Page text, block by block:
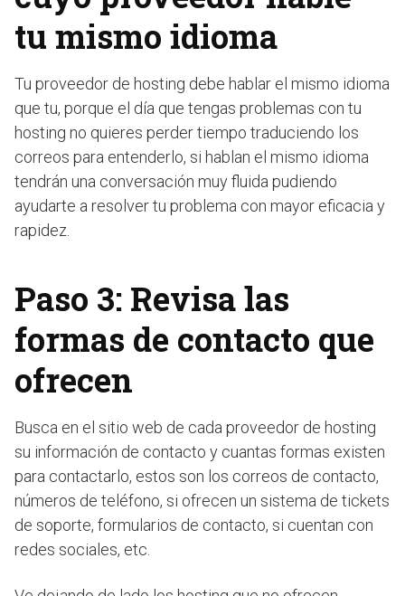
tu mismo idioma
Tu proveedor de hosting debe hablar el mismo idioma
que tu, porque el día que tengas problemas con tu
hosting no quieres perder tiempo traduciendo los
correos para entenderlo, si hablan el mismo idioma
tendrán una conversación muy fluida pudiendo
ayudarte a resolver tu problema con mayor eficacia y
rapidez.
Paso 3: Revisa las
formas de contacto que
ofrecen
Busca en el sitio web de cada proveedor de hosting
su información de contacto y cuantas formas existen
para contactarlo, estos son los correos de contacto,
números de teléfono, si ofrecen un sistema de tickets
de soporte, formularios de contacto, si cuentan con
redes sociales, etc.